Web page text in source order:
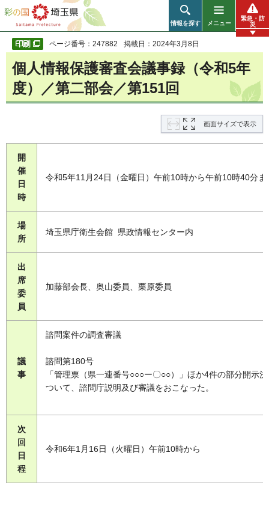
彩の国 埼玉県
情報を探す メニュー
緊急・防
災
ページ番号：247882 掲載日：2024年3月8日
個人情報保護審査会議事録（令和5年
度）／第二部会／第151回
画面サイズで表示
開
催
日
時
令和5年11月24日（金曜日）午前10時から午前10時40分ま
場
所
埼玉県庁衛生会館 県政情報センター内
出
席
委
員
加藤部会長、奥山委員、栗原委員
議
事
諮問案件の調査審議
諮問第180号
「管理票（県一連番号○○○ー〇○○）」ほか4件の部分開示
ついて、諮問庁説明及び審議をおこなった。
次
回
日
程
令和6年1月16日（火曜日）午前10時から